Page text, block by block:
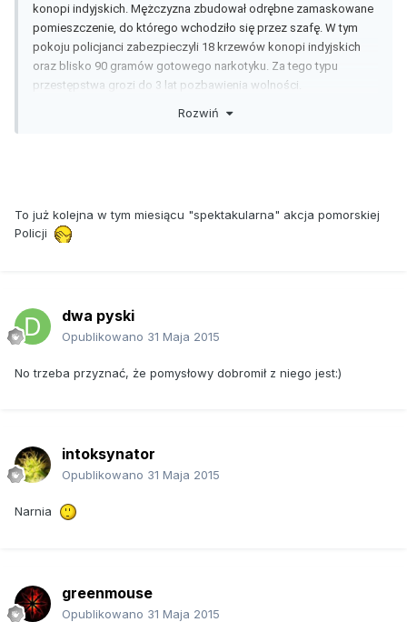
konopi indyjskich. Mężczyzna zbudował odrębne zamaskowane
pomieszczenie, do którego wchodziło się przez szafę. W tym
pokoju policjanci zabezpieczyli 18 krzewów konopi indyjskich
oraz blisko 90 gramów gotowego narkotyku. Za tego typu
przestępstwa grozi do 3 lat pozbawienia wolności.
Kryminalni z wydziału zajmującego się zwalczaniem
Kryminalni w tym pomieszczeniu zabezpieczyli 18 krzaków
konopi indyjskich i urządzenia służące do naświetlania,
Zatrzymany usłyszał zarzuty posiadania narkotyków oraz uprawy
marihuany.
wolności.
Rozwiń
To już kolejna w tym miesiącu "spektakularna" akcja pomorskiej
Policji
dwa pyski
Opublikowano 31 Maja 2015
No trzeba przyznać, że pomysłowy dobromił z niego jest:)
intoksynator
Opublikowano 31 Maja 2015
Narnia
greenmouse
Opublikowano 31 Maja 2015